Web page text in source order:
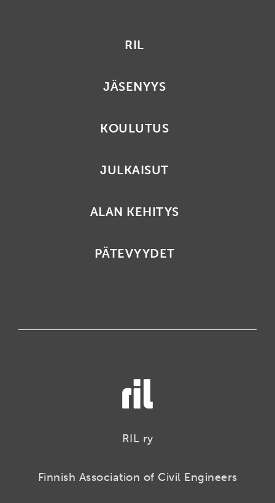
RIL
JÄSENYYS
KOULUTUS
JULKAISUT
ALAN KEHITYS
PÄTEVYYDET
RIL ry
Finnish Association of Civil Engineers